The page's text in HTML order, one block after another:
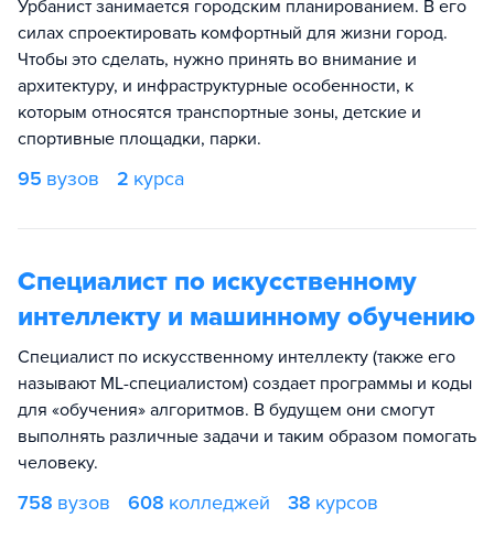
Урбанист занимается городским планированием. В его
силах спроектировать комфортный для жизни город.
Чтобы это сделать, нужно принять во внимание и
архитектуру, и инфраструктурные особенности, к
которым относятся транспортные зоны, детские и
спортивные площадки, парки.
95 вузов 2 курса
Специалист по искусственному
интеллекту и машинному обучению
Специалист по искусственному интеллекту (также его
называют ML-специалистом) создает программы и коды
для «обучения» алгоритмов. В будущем они смогут
выполнять различные задачи и таким образом помогать
человеку.
758 вузов 608 колледжей 38 курсов